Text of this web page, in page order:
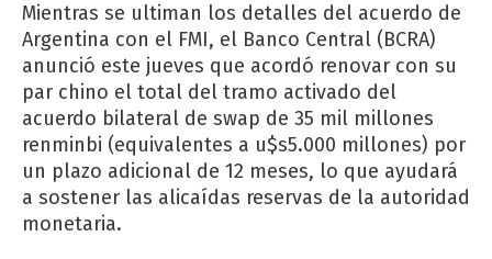
Mientras se ultiman los detalles del acuerdo de
Argentina con el FMI, el Banco Central (BCRA)
anunció este jueves que acordó renovar con su
par chino el total del tramo activado del
acuerdo bilateral de swap de 35 mil millones
renminbi (equivalentes a u$s5.000 millones) por
un plazo adicional de 12 meses, lo que ayudará
a sostener las alicaídas reservas de la autoridad
monetaria.